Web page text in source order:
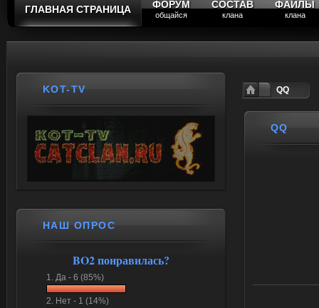
ГЛАВНАЯ СТРАНИЦА ФОРУМ
общайся
СОСТАВ
клана
ФАЙЛЫ
клана
QQ
QQ
KOT-TV
НАШ ОПРОС
BO2 понравилась?
1. Да - 6 (85%)
2. Нет - 1 (14%)